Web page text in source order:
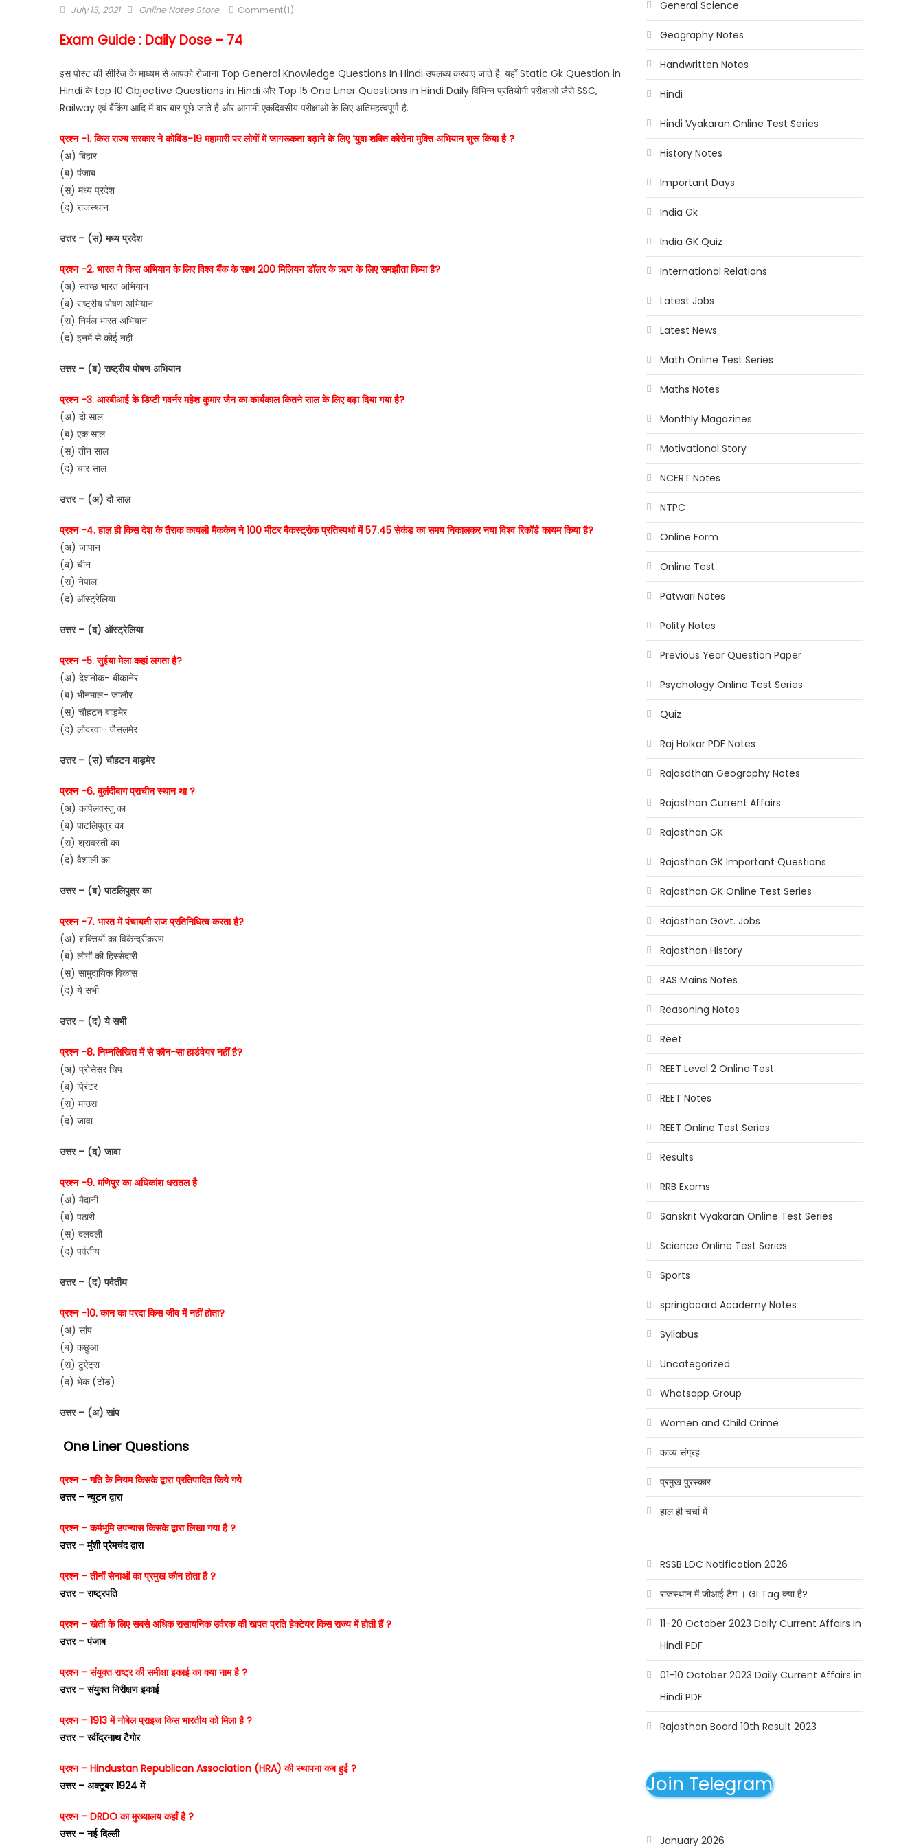
July 13, 2021 Online Notes Store Comment(1)
Exam Guide : Daily Dose – 74
इस पोस्ट की सीरिज के माध्यम से आपको रोजाना Top General Knowledge Questions In Hindi उपलब्ध करवाए जाते है. यहाँ Static Gk Question in
Hindi के top 10 Objective Questions in Hindi और Top 15 One Liner Questions in Hindi Daily विभिन्न प्रतियोगी परीक्षाओं जैसे SSC,
Railway एवं बैंकिंग आदि में बार बार पूछे जाते है और आगामी एकदिवसीय परीक्षाओं के लिए अतिमहत्वपूर्ण है.
प्रश्न -1. किस राज्य सरकार ने कोविंड-19 महामारी पर लोगों में जागरूकता बढ़ाने के लिए ‘युवा शक्ति कोरोना मुक्ति अभियान शुरू किया है ?
(अ) बिहार
(ब) पंजाब
(स) मध्य प्रदेश
(द) राजस्थान
उत्तर – (स) मध्य प्रदेश
प्रश्न -2. भारत ने किस अभियान के लिए विश्व बैंक के साथ 200 मिलियन डॉलर के ऋण के लिए समझौता किया है?
(अ) स्वच्छ भारत अभियान
(ब) राष्ट्रीय पोषण अभियान
(स) निर्मल भारत अभियान
(द) इनमें से कोई नहीं
उत्तर – (ब) राष्ट्रीय पोषण अभियान
प्रश्न -3. आरबीआई के डिप्टी गवर्नर महेश कुमार जैन का कार्यकाल कितने साल के लिए बढ़ा दिया गया है?
(अ) दो साल
(ब) एक साल
(स) तीन साल
(द) चार साल
उत्तर – (अ) दो साल
प्रश्न -4. हाल ही किस देश के तैराक कायली मैककेन ने 100 मीटर बैकस्ट्रोक प्रतिस्पर्धा में 57.45 सेकंड का समय निकालकर नया विश्व रिकॉर्ड कायम किया है?
(अ) जापान
(ब) चीन
(स) नेपाल
(द) ऑस्ट्रेलिया
उत्तर – (द) ऑस्ट्रेलिया
प्रश्न -5. सुईया मेला कहां लगता है?
(अ) देशनोक- बीकानेर
(ब) भीनमाल- जालौर
(स) चौहटन बाड़मेर
(द) लोदरवा- जैसलमेर
उत्तर – (स) चौहटन बाड़मेर
प्रश्न -6. बुलंदीबाग प्राचीन स्थान था ?
(अ) कपिलवस्तु का
(ब) पाटलिपुत्र का
(स) श्रावस्ती का
(द) वैशाली का
उत्तर – (ब) पाटलिपुत्र का
प्रश्न -7. भारत में पंचायती राज प्रतिनिधित्व करता है?
(अ) शक्तियों का विकेन्द्रीकरण
(ब) लोगों की हिस्सेदारी
(स) सामुदायिक विकास
(द) ये सभी
उत्तर – (द) ये सभी
प्रश्न -8. निम्नलिखित में से कौन-सा हार्डवेयर नहीं है?
(अ) प्रोसेसर चिप
(ब) प्रिंटर
(स) माउस
(द) जावा
उत्तर – (द) जावा
प्रश्न -9. मणिपुर का अधिकांश धरातल है
(अ) मैदानी
(ब) पठारी
(स) दलदली
(द) पर्वतीय
उत्तर – (द) पर्वतीय
प्रश्न -10. कान का परदा किस जीव में नहीं होता?
(अ) सांप
(ब) कछुआ
(स) टुऐट्रा
(द) भेक (टोड)
उत्तर – (अ) सांप
One Liner Questions
प्रश्न – गति के नियम किसके द्वारा प्रतिपादित किये गये
उत्तर – न्यूटन द्वारा
प्रश्न – कर्मभूमि उपन्यास किसके द्वारा लिखा गया है ?
उत्तर – मुंशी प्रेमचंद द्वारा
प्रश्न – तीनों सेनाओं का प्रमुख कौन होता है ?
उत्तर – राष्ट्रपति
प्रश्न – खेती के लिए सबसे अधिक रासायनिक उर्वरक की खपत प्रति हेक्टेयर किस राज्य में होती हैं ?
उत्तर – पंजाब
प्रश्न – संयुक्त राष्ट्र की समीक्षा इकाई का क्या नाम है ?
उत्तर – संयुक्त निरीक्षण इकाई
प्रश्न – 1913 में नोबेल प्राइज किस भारतीय को मिला है ?
उत्तर – रवींद्रनाथ टैगोर
प्रश्न – Hindustan Republican Association (HRA) की स्थापना कब हुई ?
उत्तर – अक्टूबर 1924 में
प्रश्न – DRDO का मुख्यालय कहाँ है ?
उत्तर – नई दिल्ली
General Science
Geography Notes
Handwritten Notes
Hindi
Hindi Vyakaran Online Test Series
History Notes
Important Days
India Gk
India GK Quiz
International Relations
Latest Jobs
Latest News
Math Online Test Series
Maths Notes
Monthly Magazines
Motivational Story
NCERT Notes
NTPC
Online Form
Online Test
Patwari Notes
Polity Notes
Previous Year Question Paper
Psychology Online Test Series
Quiz
Raj Holkar PDF Notes
Rajasdthan Geography Notes
Rajasthan Current Affairs
Rajasthan GK
Rajasthan GK Important Questions
Rajasthan GK Online Test Series
Rajasthan Govt. Jobs
Rajasthan History
RAS Mains Notes
Reasoning Notes
Reet
REET Level 2 Online Test
REET Notes
REET Online Test Series
Results
RRB Exams
Sanskrit Vyakaran Online Test Series
Science Online Test Series
Sports
springboard Academy Notes
Syllabus
Uncategorized
Whatsapp Group
Women and Child Crime
काव्य संग्रह
प्रमुख पुरस्कार
हाल ही चर्चा में
RSSB LDC Notification 2026
राजस्थान में जीआई टैग । GI Tag क्या है?
11-20 October 2023 Daily Current Affairs in
Hindi PDF
01-10 October 2023 Daily Current Affairs in
Hindi PDF
Rajasthan Board 10th Result 2023
Join Telegram
January 2026